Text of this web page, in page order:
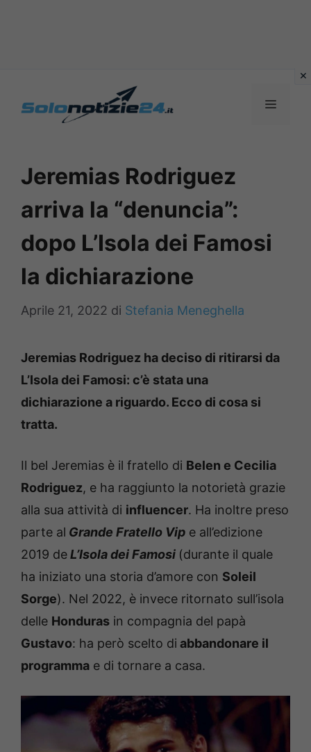
MENU
Jeremias Rodriguez
arriva la “denuncia”:
dopo L’Isola dei Famosi
la dichiarazione
Aprile 21, 2022 di Stefania Meneghella
Jeremias Rodriguez ha deciso di ritirarsi da
L’Isola dei Famosi: c’è stata una
dichiarazione a riguardo. Ecco di cosa si
tratta.
Il bel Jeremias è il fratello di Belen e Cecilia
Rodriguez, e ha raggiunto la notorietà grazie
alla sua attività di influencer. Ha inoltre preso
parte al Grande Fratello Vip e all’edizione
2019 deL’Isola dei Famosi (durante il quale
ha iniziato una storia d’amore con Soleil
Sorge). Nel 2022, è invece ritornato sull’isola
delle Honduras in compagnia del papà
Gustavo: ha però scelto di abbandonare il
programma e di tornare a casa.